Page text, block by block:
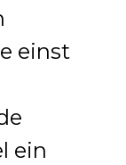
einst
ein